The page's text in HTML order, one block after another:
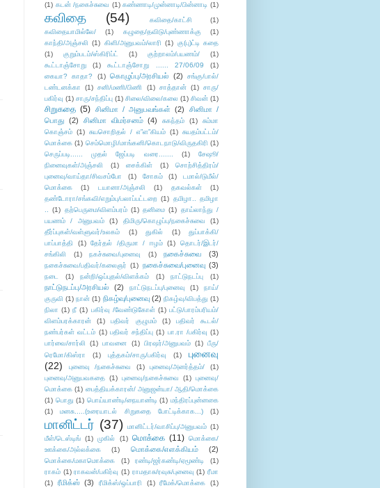
(1) கடன் /நகைச்சுவை (1) கண்ணாடி/முன்னாடி/பின்னாடி (1)
கவிதை (54) கவிதை/காட்சி
(1)
கவிதையாமில்லே/
(1) கழுதை/தவிடு/புண்ணாக்கு
(1)
காந்தி/அஞ்சலி (1) கிளி/அனுபவம்/லாரி (1) கு(பு)ட்டி கதை
(1)
குறும்படம்/ஸ்கிரிப்ட் (1) குற்றாலம்/பயணம்/
(1)
கூட்டாஞ்சோறு
(1) கூட்டாஞ்சோறு ...... 27/06/09
(1)
கையா? காதா?
(1) கொழுப்பு/அரசியல் (2)
சங்கு/பால்/
டண்டனக்கா
(1) சனி/மணி/பிணி (1) சாத்தான் (1) சாரு/
பகிர்வு (1) சாரு/சந்திப்பு (1) சிலை/விலை/கலை (1) சிவன் (1)
சிறுகதை (5) சினிமா / அனுபவங்கள் (2)
சினிமா /
பொது (2) சினிமா விமர்சனம் (4) சுகந்தம் (1)
சும்மா
கொஞ்சம் (1) சுயசொறிதல் / எ”ள”கியம் (1) சுயதம்பட்டம்/
மொக்கை (1) செம்மொழி/மாங்கனி/கொடநாடு/விருதகிரி (1)
செருப்படி...... முதல் ஜேப்படி வரை.......
(1)
சேஷூ/
நினைவுகள்/அஞ்சலி
(1) சைக்கிள் (1)
சொற்சித்திரம்/
புனைவு/வாய்தா/சிவசம்போ
(1) சோகம் (1)
டமால்/டுமீல்/
மொக்கை
(1) டயானா/அஞ்சலி (1) தகவல்கள்
(1)
தண்டோரா/சங்கவி/எறும்பு/பலாப்பட்டறை (1) தமிழா.. தமிழா
.. (1) தற்பெருமை/விளம்பரம் (1) தனிமை (1) தாய்லாந்து /
பயணம் / அனுபவம்
(1) திமிரு/கொழுப்பு/நகைச்சுவை
(1)
தீர்ப்புகள்/வள்ளுவர்/உலகம்
(1) துகில் (1)
துப்பாக்கி/
பாப்பாத்தி
(1) தேர்தல் /திருமா / ஈழம் (1)
தொடர்/இடர்/
சங்கிலி
(1) நகச்சுவை/புனைவு (1) நகைச்சுவை (3)
நகைச்சுவை/பதிவர்/கலைஞர் (1) நகைச்சுவை/புனைவு (3)
நடை (1) நன்றி/ஒப்புதல்/விளக்கம் (1) நாட்டுநடப்பு (1)
நாட்டுநடப்பு/அரசியல் (2) நாட்டுநடப்பு/புனைவு (1)
நாய்/
குருவி (1) நான் (1) நிகழ்வு/புனைவு (2) நிகழ்வு/விபத்து (1)
நிலா (1) நீ (1) பகிர்வு /வேண்டுகோள் (1) பட்டு/பாரம்பரியம்/
விளம்பரக்காரன்
(1) பதிவர் குழுமம் (1)
பதிவர் கூடல்/
நண்பர்கள் வட்டம் (1) பதிவர் சந்திப்பு (1) பா.ரா /பகிர்வு (1)
பார்வை/சார்லி
(1) பாவனை (1) பிரஷர்/அனுபவம் (1) பீரு/
ரெமோ/கிஸ்ரா
(1) புத்தகம்/சாரு/பகிர்வு (1)
புனைவு
(22)
புனைவு /நகைச்சுவை (1) புனைவு/அனர்த்தம்/
(1)
புனைவு/அனுபவகதை (1) புனைவு/நகைச்சுவை (1) புனைவு/
மொக்கை (1) பைத்தியக்காரன்/ அனுஜன்யா/ ஆதி/மொக்கை
(1) பொது (1) பொய்யாண்டி/நையாண்டி (1) மந்திரப்புன்னகை
(1)
மனசு.....(உரையாடல் சிறுகதை போட்டிக்காக...) (1)
மானிட்டர் (37) மானிட்டர்/வாசிப்பு/அனுபவம் (1)
மீள்/டெஸ்டிங் (1) முகில் (1) மொக்கை (11) மொக்கை/
ஊக்கை/அல்லக்கை
(1) மொக்கை/எளக்கியம் (2)
மொக்கை/மகாமொக்கை (1) ரண்டி/ஜர்கண்டி/ஏமூண்டி
(1)
ராகம் (1) ராகவன்/பகிர்வு (1) ராமதாசு/ரவுசு/புனைவு (1) ரீமா
(1)
ரீமிக்ஸ் (3) ரீமிக்ஸ்/ஒப்பாரி (1) ரீமேக்/மொக்கை
(1)